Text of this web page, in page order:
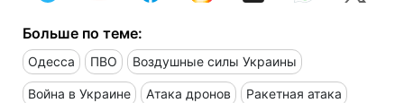
Больше по теме:
Одесса ПВО Воздушные силы Украины
Война в Украине Атака дронов Ракетная атака